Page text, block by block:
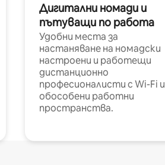
Дигитални номади и
пътуващи по работа
Удобни места за
настаняване на номадски
настроени и работещи
дистанционно
професионалисти с Wi-Fi и
обособени работни
пространства.